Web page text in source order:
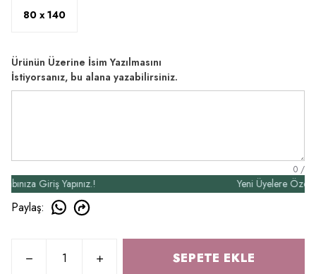
80 x 140
Ürünün Üzerine İsim Yazılmasını
İstiyorsanız, bu alana yazabilirsiniz.
0 /
Giriş Yapınız.! Yeni Üyelere Özel
Paylaş:
SEPETE EKLE